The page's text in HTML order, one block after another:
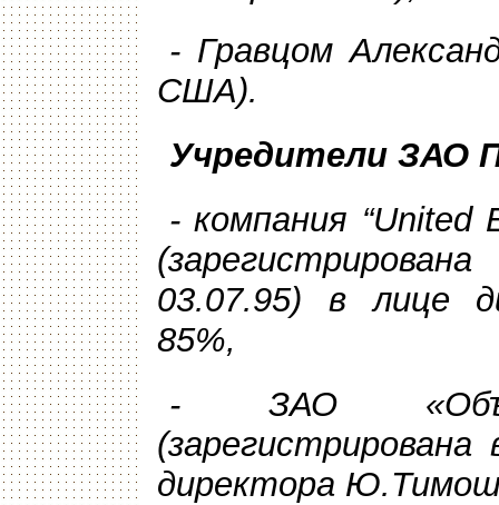
- Гравцом
США).
Учредители ЗАО
- компания “United
03.07.95) в лице
85%,
- ЗАО
директора